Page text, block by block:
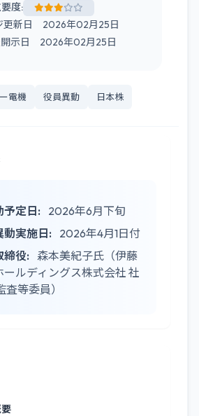
度:
更新日 2026年02月25日
開示日 2026年02月25日
電機 役員異動 日本株
予定日:
2026年6月下旬
動実施日:
2026年4月1日付
締役:
森本美紀子氏（伊藤
ールディングス株式会社 社
等委員）